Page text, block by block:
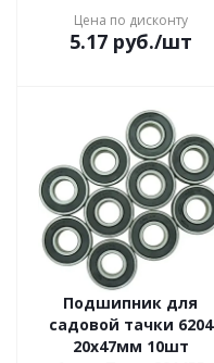
Цена по дисконту
5.17руб./шт
Подшипник для
садовой тачки 6204
20х47мм 10шт